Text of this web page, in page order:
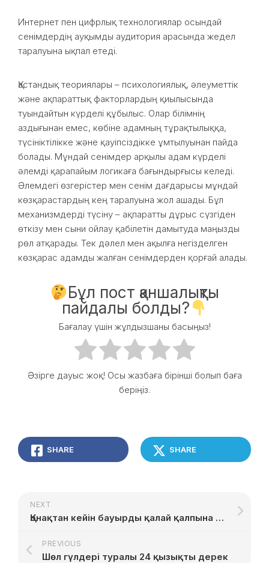
Интернет пен цифрлық технологиялар осындай
сенімдердің ауқымды аудитория арасында жедел
таралуына ықпал етеді.
Қастандық теориялары – психологиялық, әлеуметтік
және ақпараттық факторлардың қиылысында
туындайтын күрделі құбылыс. Олар білімнің
аздығынан емес, көбіне адамның тұрақтылыққа,
түсініктілікке және қауіпсіздікке ұмтылуынан пайда
болады. Мұндай сенімдер арқылы адам күрделі
әлемді қарапайым логикаға бағындырғысы келеді.
Әлемдегі өзгерістер мен сенім дағдарысы мұндай
көзқарастардың кең таралуына жол ашады. Бұл
механизмдерді түсіну – ақпаратты дұрыс сүзгіден
өткізу мен сыни ойлау қабілетін дамытуда маңызды
рөл атқарады. Тек дәлел мен ақылға негізделген
көзқарас адамды жалған сенімдерден қорғай алады.
Бұл пост қаншалықты
пайдалы болды?
Бағалау үшін жұлдызшаны басыңыз!
Әзірге дауыс жоқ! Осы жазбаға бірінші болып баға
беріңіз.
SHARE SHARE
NEXT
Қонақтан кейін бауырды қалай қалпына келтіруге болады
PREVIOUS
Шөл гүлдері туралы 24 қызықты дерек